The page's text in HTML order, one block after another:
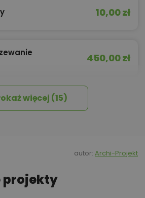
10,00 zł
450,00 zł
1 500,00 zł
z operatem za
więcej (15)
autor: Archi-Projekt
projekty